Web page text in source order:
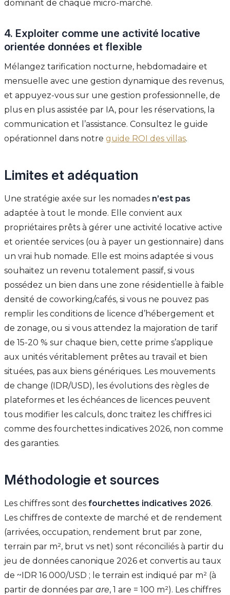
dominant de chaque micro-marché.
4. Exploiter comme une activité locative
orientée données et flexible
Mélangez tarification nocturne, hebdomadaire et
mensuelle avec une gestion dynamique des revenus,
et appuyez-vous sur une gestion professionnelle, de
plus en plus assistée par IA, pour les réservations, la
communication et l’assistance. Consultez le guide
opérationnel dans notre guide ROI des villas.
Limites et adéquation
Une stratégie axée sur les nomades n’est pas
adaptée à tout le monde. Elle convient aux
propriétaires prêts à gérer une activité locative active
et orientée services (ou à payer un gestionnaire) dans
un vrai hub nomade. Elle est moins adaptée si vous
souhaitez un revenu totalement passif, si vous
possédez un bien dans une zone résidentielle à faible
densité de coworking/cafés, si vous ne pouvez pas
remplir les conditions de licence d’hébergement et
de zonage, ou si vous attendez la majoration de tarif
de 15-20 % sur chaque bien, cette prime s’applique
aux unités véritablement prêtes au travail et bien
situées, pas aux biens génériques. Les mouvements
de change (IDR/USD), les évolutions des règles de
plateformes et les échéances de licences peuvent
tous modifier les calculs, donc traitez les chiffres ici
comme des fourchettes indicatives 2026, non comme
des garanties.
Méthodologie et sources
Les chiffres sont des fourchettes indicatives 2026.
Les chiffres de contexte de marché et de rendement
(arrivées, occupation, rendement brut par zone,
terrain par m², brut vs net) sont réconciliés à partir du
jeu de données canonique 2026 et convertis au taux
de ~IDR 16 000/USD ; le terrain est indiqué par m² (à
partir de données par are, 1 are = 100 m²). Les chiffres